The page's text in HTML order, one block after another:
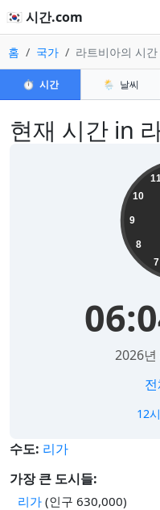
🇰🇷 시간.com
홈 국가 라트비아의 시간
⏱️ 시간 🌦️ 날씨
현재 시간 in
7
8
9
10
2026년
12
수도: 리가
가장 큰 도시들:
리가 (인구 630,000)